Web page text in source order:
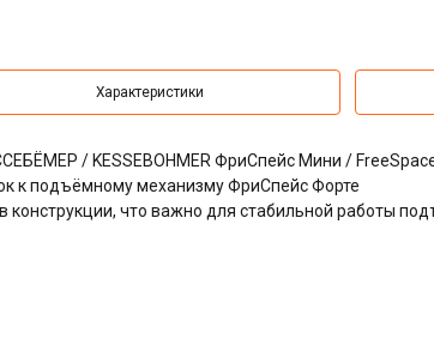
Характеристики
/ KESSEBOHMER ФриСпейс Мини /
к подъёмному механизму ФриСпейс Форте
что важно для стабильной работы